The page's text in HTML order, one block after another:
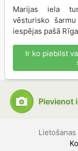
Marijas iela
vēsturisko
iespējas pašā
Ir ko piebilst
Pievienot